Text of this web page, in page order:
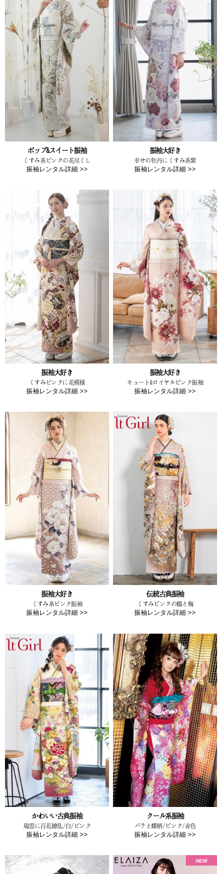
ポップ&スイート振袖
くすみ系ピンクの花尽くし
振袖レンタル詳細 >>
振袖大好き
幸せの牡丹にくすみ系紫
振袖レンタル詳細 >>
振袖大好き
くすみピンクに花模様
振袖レンタル詳細 >>
振袖大好き
キュート&ロイヤルピンク振袖
振袖レンタル詳細 >>
振袖大好き
くすみ系ピンク振袖
振袖レンタル詳細 >>
伝統古典振袖
くすみピンクの鶴と梅
振袖レンタル詳細 >>
かわいい古典振袖
瑞雲に百花繚乱/白/ピンク
振袖レンタル詳細 >>
クール系振袖
バラと蝶柄/ピンク/赤色
振袖レンタル詳細 >>